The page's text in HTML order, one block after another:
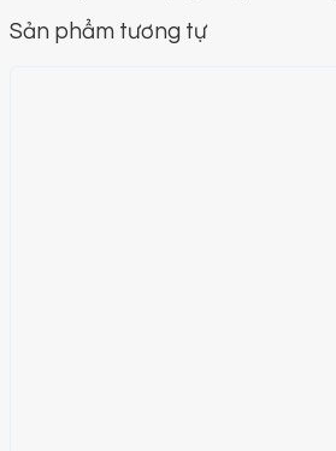
Sản phẩm tương tự